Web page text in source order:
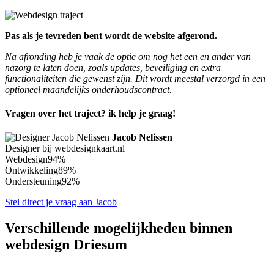
Pas als je tevreden bent wordt de website afgerond.
Na afronding heb je vaak de optie om nog het een en ander van
nazorg te laten doen, zoals updates, beveiliging en extra
functionaliteiten die gewenst zijn. Dit wordt meestal verzorgd in een
optioneel maandelijks onderhoudscontract.
Vragen over het traject? ik help je graag!
Jacob Nelissen
Designer bij webdesignkaart.nl
Webdesign94%
Ontwikkeling89%
Ondersteuning92%
Stel direct je vraag aan Jacob
Verschillende mogelijkheden binnen
webdesign Driesum